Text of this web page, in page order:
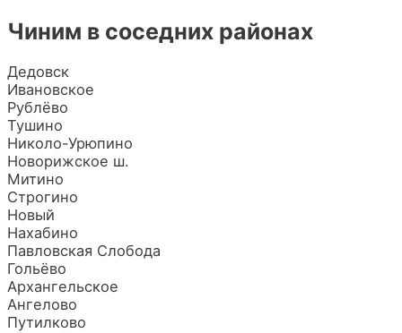
Чиним в соседних районах
Дедовск
Ивановское
Рублёво
Тушино
Николо-Урюпино
Новорижское ш.
Митино
Строгино
Новый
Нахабино
Павловская Слобода
Гольёво
Архангельское
Ангелово
Путилково